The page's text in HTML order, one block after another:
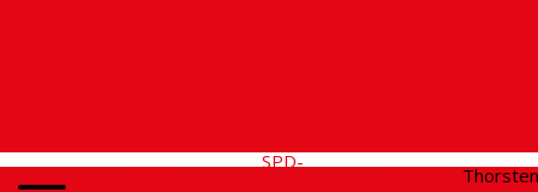
SPD-
Thorsten